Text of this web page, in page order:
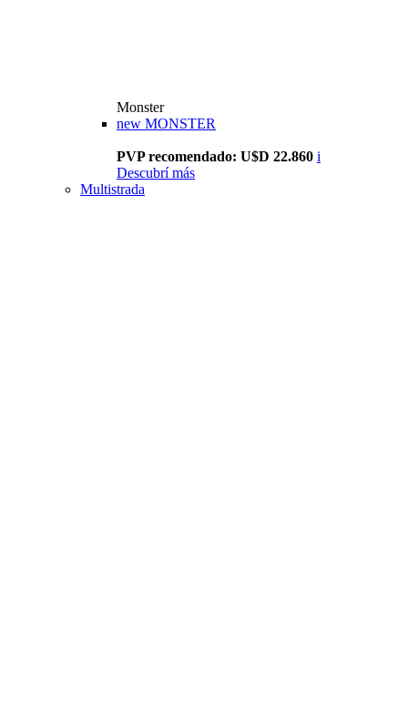
Monster
new MONSTER
PVP recomendado: U$D 22.860 i
Descubrí más
Multistrada